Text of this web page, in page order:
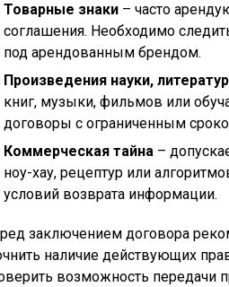
Товарные знаки – часто
соглашения. Необходимо
под арендованным брендом.
Произведения науки,
книг, музыки, фильмов или
договоры с ограниченным
Коммерческая тайна –
ноу-хау, рецептур или
условий возврата информации.
заключением договора
наличие действующих
возможность передачи